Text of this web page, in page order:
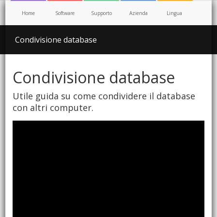
Home Software Supporto Azienda Lingua
Condivisione database
Condivisione database
Utile guida su come condividere il database
con altri computer.